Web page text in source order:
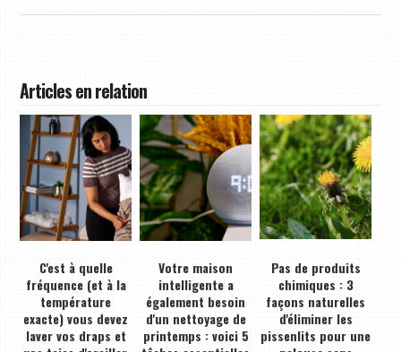
Articles en relation
C'est à quelle
fréquence (et à la
température
exacte) vous devez
laver vos draps et
Votre maison
intelligente a
également besoin
d'un nettoyage de
printemps : voici 5
Pas de produits
chimiques : 3
façons naturelles
d'éliminer les
pissenlits pour une